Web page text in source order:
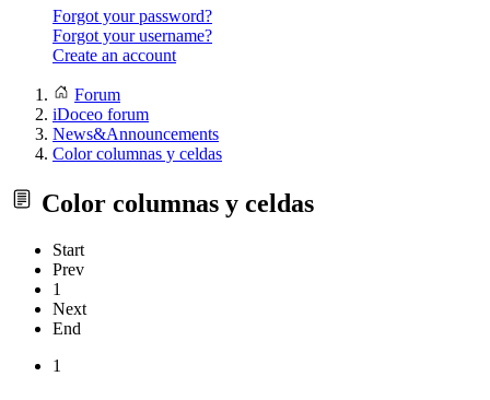
Forgot your password?
Forgot your username?
Create an account
Forum
iDoceo forum
News&Announcements
Color columnas y celdas
Color columnas y celdas
Start
Prev
1
Next
End
1